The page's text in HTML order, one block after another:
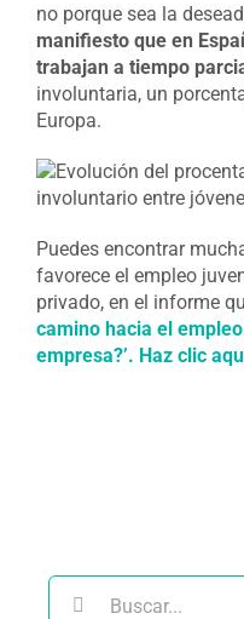
no porque sea la
manifiesto que en
trabajan a tiempo
involuntaria, un
Europa.
Puedes encontrar
favorece el empleo
privado, en el informe
camino hacia el
empresa?’. Haz clic
Buscar: